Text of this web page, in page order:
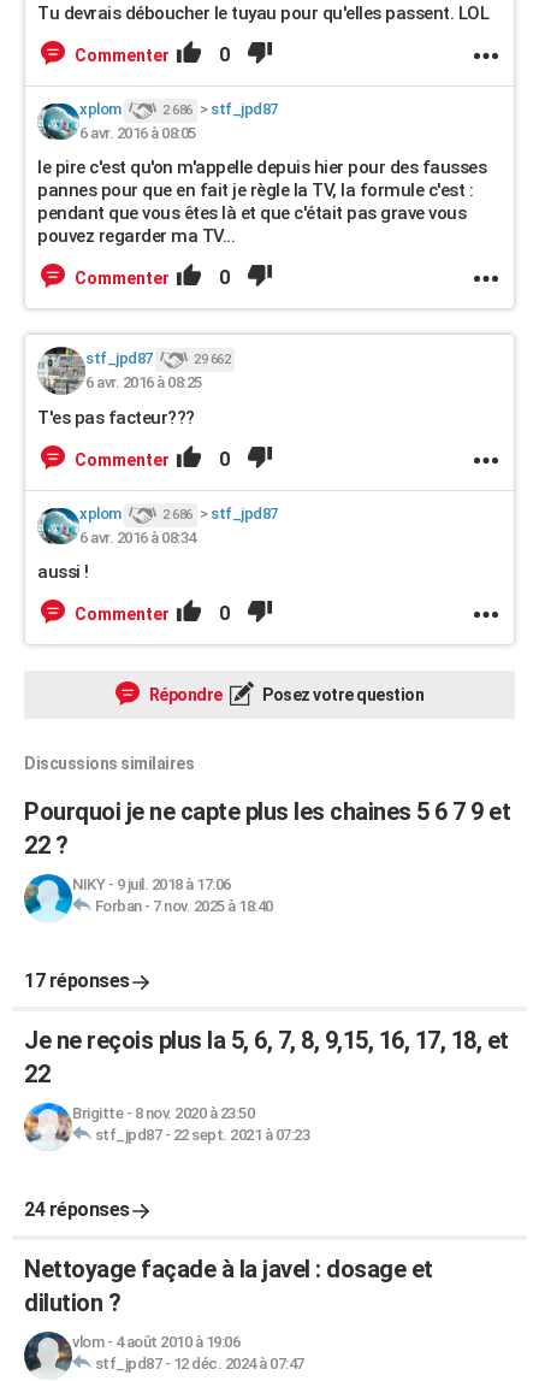
Tu devrais déboucher le tuyau pour qu'elles passent. LOL
Commenter 0
xplom 2 686 > stf_jpd87
6 avr. 2016 à 08:05
le pire c'est qu'on m'appelle depuis hier pour des fausses
pannes pour que en fait je règle la TV, la formule c'est :
pendant que vous êtes là et que c'était pas grave vous
pouvez regarder ma TV...
Commenter 0
stf_jpd87 29 662
6 avr. 2016 à 08:25
T'es pas facteur???
Commenter 0
xplom 2 686 > stf_jpd87
6 avr. 2016 à 08:34
aussi !
Commenter 0
Répondre Posez votre question
Discussions similaires
Pourquoi je ne capte plus les chaines 5 6 7 9 et
22 ?
NIKY- 9 juil. 2018 à 17:06
Forban- 7 nov. 2025 à 18:40
17 réponses
Je ne reçois plus la 5, 6, 7, 8, 9,15, 16, 17, 18, et
22
Brigitte- 8 nov. 2020 à 23:50
stf_jpd87- 22 sept. 2021 à 07:23
24 réponses
Nettoyage façade à la javel : dosage et
dilution ?
vlom- 4 août 2010 à 19:06
stf_jpd87- 12 déc. 2024 à 07:47